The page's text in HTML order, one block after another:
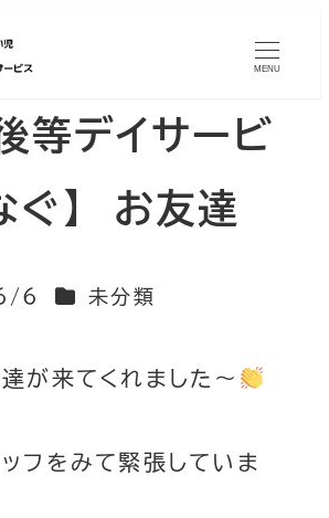
MENU
等デイサービ
ぐ】 お友達
6 カテゴリー
未分類
が来てくれました～
フをみて緊張していま